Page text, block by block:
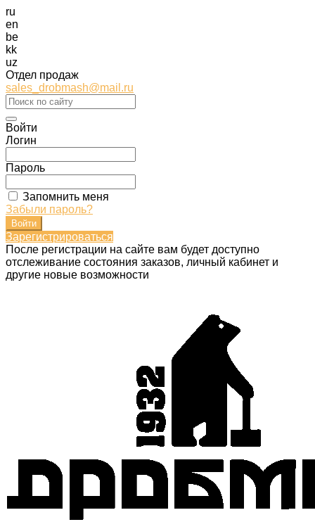
ru
en
be
kk
uz
Отдел продаж
sales_drobmash@mail.ru
Войти
Логин
Пароль
Запомнить меня
Забыли пароль?
Зарегистрироваться
После регистрации на сайте вам будет доступно
отслеживание состояния заказов, личный кабинет и
другие новые возможности